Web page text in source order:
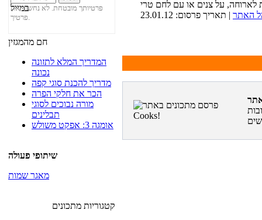
פרטיותך מובטחת. לא נחשוף את
פרטיך.
חם מהמגזין
המדריך המלא לתזונה
נכונה
מדריך להכנת סוגי קפה
הכר את חלקי הפרה
מורה נבוכים לסוגי
תבלינים
אומגה 3: אפקט משולש
שיתופי פעולה
מאגר שמות
קטגוריות מתכונים
האתר | תאריך פרסום: 23.01.12